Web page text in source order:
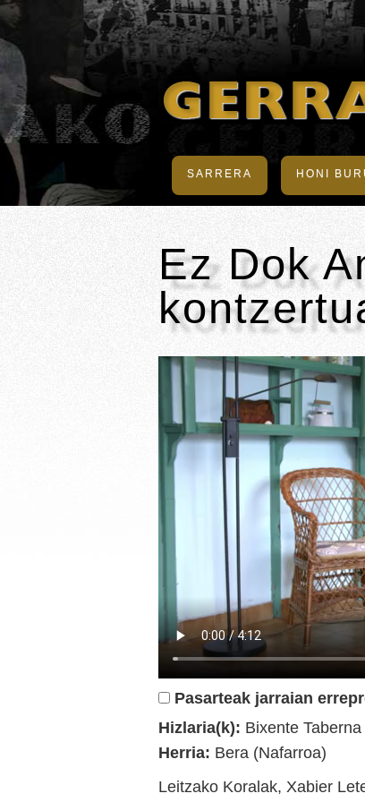
SARRERA HONI
Ez Dok
Pasarteak jarraian
Hizlaria(k): Bixente
Herria: Bera (Nafarroa)
Leitzako Koralak, Xabier